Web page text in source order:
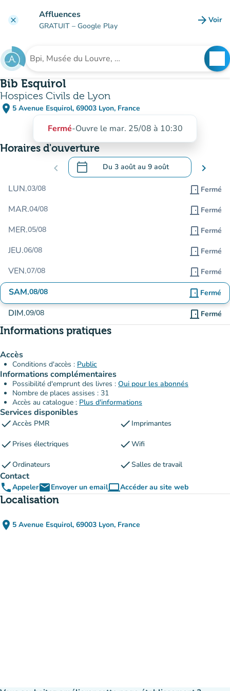
clear Affluences
GRATUIT – Google Play arrow_forward Voir
Rechercher un établissement
Bib Esquirol
Hospices Civils de Lyon
place 5 Avenue Esquirol, 69003 Lyon, France
(ouvrir dans Google Maps)
(nouvel onglet)
Fermé-Ouvre le mar. 25/08 à 10:30
Horaires d'ouverture
chevron_left calendar_today Du 3 aoûtau 9 août
.Ouvrir le calendrier pour changer de
chevron_right
LUN.03/08 door_front Fermé
MAR.04/08 door_front Fermé
MER.05/08 door_front Fermé
JEU.06/08 door_front Fermé
VEN.07/08 door_front Fermé
SAM.08/08 door_front Fermé
DIM.09/08 door_front Fermé
Informations pratiques
Accès
Conditions d'accès : Public
Informations complémentaires
Possibilité d'emprunt des livres : Oui pour les abonnés
Nombre de places assises : 31
Accès au catalogue : Plus d'informations
Services disponibles
checkAccès PMR check Imprimantes
check Prises électriques checkWifi
checkOrdinateurs checkSalles de travail
Contact
phoneAppeleremailEnvoyer un emailcomputerAccéder au site web
(nouvel onglet)
Localisation
place 5 Avenue Esquirol, 69003 Lyon, France
(ouvrir dans Google Maps)
(nouvel onglet)